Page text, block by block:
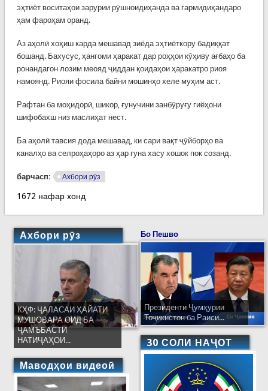
эҳтиёт воситаҳои зарурии рӯшноидиҳанда ва гармидиҳандаро
ҳам фароҳам оранд.
Аз аҳолӣ хоҳиш карда мешавад зиёда эҳтиёткору бадиққат
бошанд. Бахусус, ҳангоми ҳаракат дар роҳҳои кӯҳиву ағбаҳо ба
ронандагон лозим меояд ҷиддан қоидаҳои ҳаракатро риоя
намоянд. Риояи фосила байни мошинҳо хеле муҳим аст.
Рафтан ба моҳидорӣ, шикор, ғунучини занбӯруғу гиёҳони
шифобахш низ маслиҳат нест.
Ба аҳолӣ тавсия дода мешавад, ки сари вақт ҷӯйборҳо ва
каналҳо ва селроҳаҳоро аз ҳар гуна хасу хошок пок созанд.
барчасп: Ахбори рӯз
1672 нафар хонд
Ахбори рӯз
КҲФ: ҶАЛАСАИ ҲАЙАТИ
МУШОВАРА ОИД БА
ҶАМЪБАСТИ
НАТИҶАҲОИ...
Маводҳои видеоӣ
Бо Пешво
Президенти Ҷумҳурии
Тоҷикистон ба Раиси...
30 СОЛИ НАҶОТ